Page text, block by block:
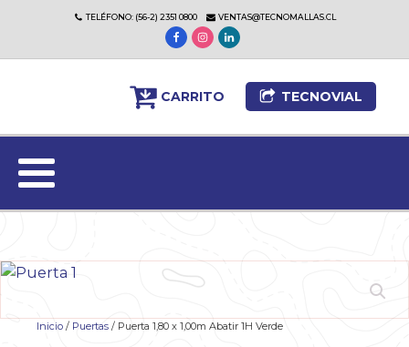
TELÉFONO: (56-2) 2351 0800 VENTAS@TECNOMALLAS.CL
CARRITO TECNOVIAL
Inicio / Puertas / Puerta 1,80 x 1,00m Abatir 1H Verde